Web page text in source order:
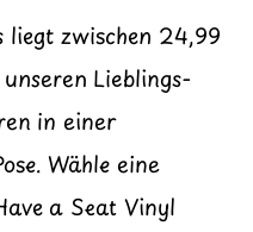
liegt zwischen 24,99
Lieblings-
in einer
Wähle eine
a Seat Vinyl